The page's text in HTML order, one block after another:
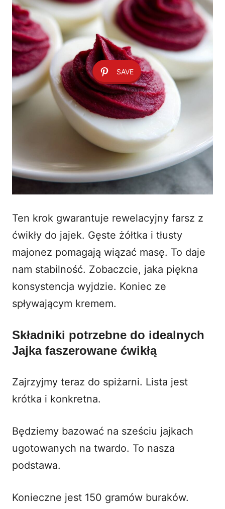
SAVE
Ten krok gwarantuje rewelacyjny farsz z
ćwikły do jajek. Gęste żółtka i tłusty
majonez pomagają wiązać masę. To daje
nam stabilność. Zobaczcie, jaka piękna
konsystencja wyjdzie. Koniec ze
spływającym kremem.
Składniki potrzebne do idealnych
Jajka faszerowane ćwikłą
Zajrzyjmy teraz do spiżarni. Lista jest
krótka i konkretna.
Będziemy bazować na sześciu jajkach
ugotowanych na twardo. To nasza
podstawa.
Konieczne jest 150 gramów buraków.